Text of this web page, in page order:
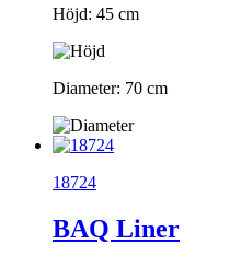
Höjd: 45 cm
Diameter: 70 cm
18724
BAQ Liner